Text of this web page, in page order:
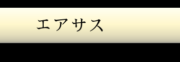
エアサス